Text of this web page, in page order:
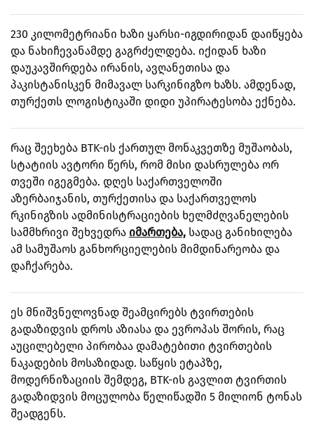
230 კილომეტრიანი ხაზი ყარსი-იგდირიდან დაიწყება
და ნახიჩევანამდე გაგრძელდება. იქიდან ხაზი
დაუკავშირდება ირანის, ავღანეთისა და
პაკისტანისკენ მიმავალ სარკინიგზო ხაზს. ამდენად,
თურქეთს ლოგისტიკაში დიდი უპირატესობა ექნება.
რაც შეეხება BTK-ის ქართულ მონაკვეთზე მუშაობას,
სტატიის ავტორი წერს, რომ მისი დასრულება ორ
თვეში იგეგმება. დღეს საქართველოში
აზერბაიჯანის, თურქეთისა და საქართველოს
რკინიგზის ადმინისტრაციების ხელმძღვანელების
სამმხრივი შეხვედრა იმართება, სადაც განიხილება
ამ სამუშაოს განხორციელების მიმდინარეობა და
დაჩქარება.
ეს მნიშვნელოვნად შეამცირებს ტვირთების
გადაზიდვის დროს აზიასა და ევროპას შორის, რაც
აუცილებელი პირობაა დამატებითი ტვირთების
ნაკადების მოსაზიდად. საწყის ეტაპზე,
მოდერნიზაციის შემდეგ, BTK-ის გავლით ტვირთის
გადაზიდვის მოცულობა წელიწადში 5 მილიონ ტონას
შეადგენს.